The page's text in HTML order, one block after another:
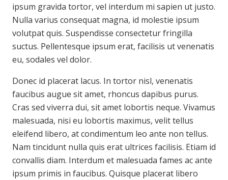
ipsum gravida tortor, vel interdum mi sapien ut justo.
Nulla varius consequat magna, id molestie ipsum
volutpat quis. Suspendisse consectetur fringilla
suctus. Pellentesque ipsum erat, facilisis ut venenatis
eu, sodales vel dolor.
Donec id placerat lacus. In tortor nisl, venenatis
faucibus augue sit amet, rhoncus dapibus purus.
Cras sed viverra dui, sit amet lobortis neque. Vivamus
malesuada, nisi eu lobortis maximus, velit tellus
eleifend libero, at condimentum leo ante non tellus.
Nam tincidunt nulla quis erat ultrices facilisis. Etiam id
convallis diam. Interdum et malesuada fames ac ante
ipsum primis in faucibus. Quisque placerat libero